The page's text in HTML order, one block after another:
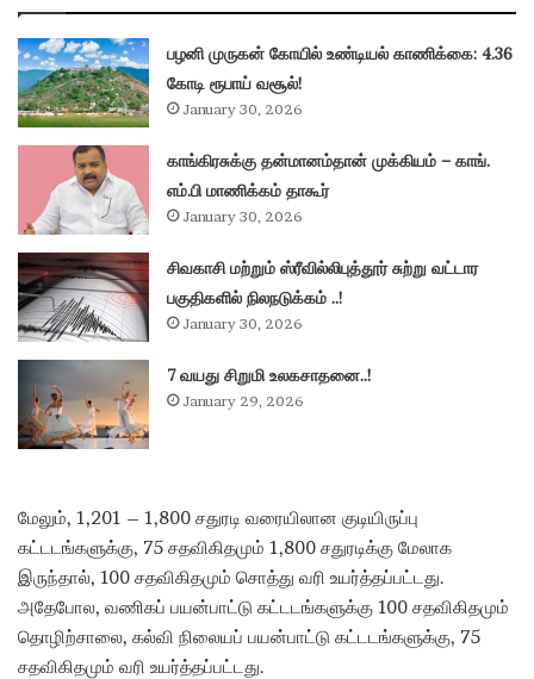
பழனி முருகன் கோயில் உண்டியல் காணிக்கை: 4.36
கோடி ரூபாய் வசூல்!
January 30, 2026
காங்கிரசுக்கு தன்மானம்தான் முக்கியம் – காங்.
எம்.பி மாணிக்கம் தாகூர்
January 30, 2026
சிவகாசி மற்றும் ஸ்ரீவில்லிபுத்தூர் சுற்று வட்டார
பகுதிகளில் நிலநடுக்கம் ..!
January 30, 2026
7 வயது சிறுமி உலகசாதனை..!
January 29, 2026
மேலும், 1,201 – 1,800 சதுரடி வரையிலான குடியிருப்பு
கட்டடங்களுக்கு, 75 சதவிகிதமும் 1,800 சதுரடிக்கு மேலாக
இருந்தால், 100 சதவிகிதமும் சொத்து வரி உயர்த்தப்பட்டது.
அதேபோல, வணிகப் பயன்பாட்டு கட்டடங்களுக்கு 100 சதவிகிதமும்
தொழிற்சாலை, கல்வி நிலையப் பயன்பாட்டு கட்டடங்களுக்கு, 75
சதவிகிதமும் வரி உயர்த்தப்பட்டது.